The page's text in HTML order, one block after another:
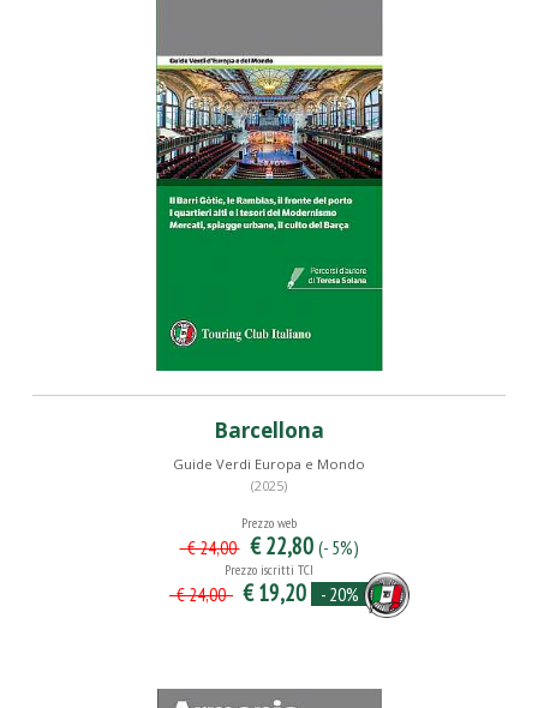
Barcellona
Guide Verdi Europa e Mondo
(2025)
Prezzo web
€ 24,00 € 22,80 (- 5%)
Prezzo iscritti TCI
€ 24,00 € 19,20 - 20%